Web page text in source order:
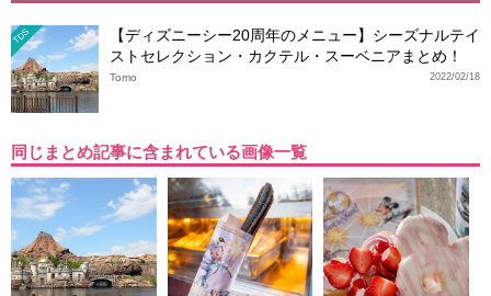
TDS
【ディズニーシー20周年のメニュー】シーズナルテイ
ストセレクション・カクテル・スーベニアまとめ！
2022/02/18
Tomo
同じまとめ記事に含まれている画像一覧